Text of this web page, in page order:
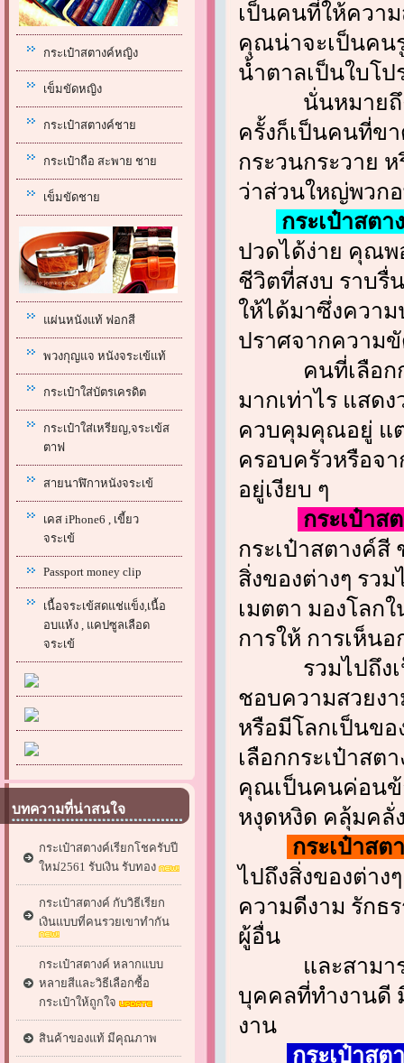
กระเป๋าสตางค์หญิง
เข็มขัดหญิง
กระเป๋าสตางค์ชาย
กระเป๋าถือ สะพาย ชาย
เข็มขัดชาย
แผ่นหนังแท้ ฟอกสี
พวงกุญแจ หนังจระเข้แท้
กระเป๋าใส่บัตรเครดิต
กระเป๋าใส่เหรียญ,จระเข้ส
ตาฟ
สายนาฬิกาหนังจระเข้
เคส iPhone6 , เขี้ยว
จระเข้
Passport money clip
เนื้อจระเข้สดแช่แข็ง,เนื้อ
อบแห้ง , แคปซูลเลือด
จระเข้
บทความที่น่าสนใจ
กระเป๋าสตางค์เรียกโชครับปี
ใหม่2561 รับเงิน รับทอง
กระเป๋าสตางค์ กับวิธีเรียก
เงินแบบที่คนรวยเขาทำกัน
กระเป๋าสตางค์ หลากแบบ
หลายสีและวิธีเลือกซื้อ
กระเป๋าให้ถูกใจ
สินค้าของแท้ มีคุณภาพ
เป็นคนที่ให้ควา
คุณน่าจะเป็นคน
น้ำตาลเป็นใบโป
นั่นหมายถึงคุณ
ครั้งก็เป็นคนที่ข
กระวนกระวาย
ว่าส่วนใหญ่พวก
กระเป๋าสต
ปวดได้ง่าย คุณพ
ชีวิตที่สงบ ราบรื่
ให้ได้มาซึ่งควา
ปราศจากความ
คนที่เลือกกระ
มากเท่าไร แสด
ควบคุมคุณอยู่ แ
ครอบครัวหรือจ
อยู่เงียบ ๆ
กระเป๋า
กระเป๋าสตางค์สี
สิ่งของต่างๆ รว
เมตตา มองโลก
การให้ การเห็น
รวมไปถึงเป็
ชอบความสวยง
หรือมีโลกเป็นขอ
เลือกกระเป๋าสต
คุณเป็นคนค่อนข้
หงุดหงิด คลุ้มคลั่
กระเป๋าส
ไปถึงสิ่งของต่า
ความดีงาม รักธ
ผู้อื่น
และสามารถ
บุคคลที่ทำงานดี
งาน
กระเป๋าสต